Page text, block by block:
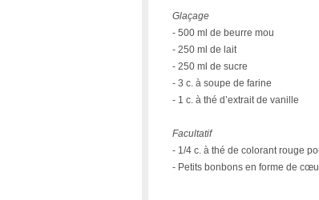
Glaçage
- 500 ml de beurre mou
- 250 ml de lait
- 250 ml de sucre
- 3 c. à soupe de farine
- 1 c. à thé d’extrait de vanille
Facultatif
- 1/4 c. à thé de colorant rouge
- Petits bonbons en forme de